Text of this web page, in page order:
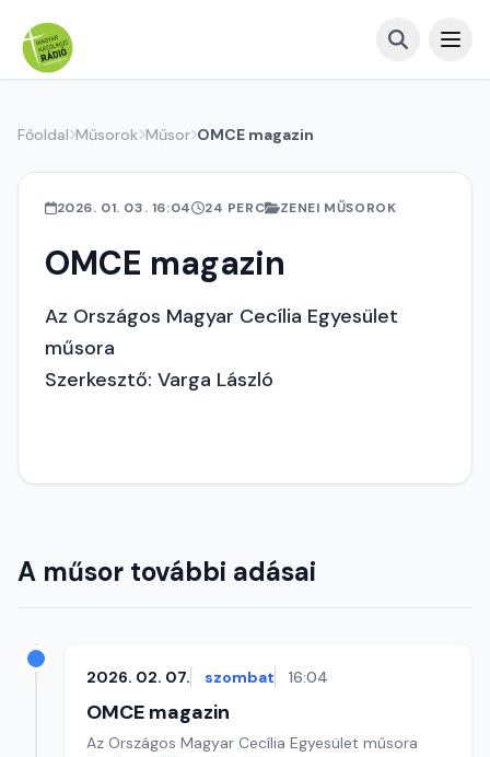
Főoldal Műsorok Műsor OMCE magazin
2026. 01. 03. 16:04 24 PERC ZENEI MŰSOROK
OMCE magazin
Az Országos Magyar Cecília Egyesület
műsora
Szerkesztő: Varga László
A műsor további adásai
2026. 02. 07. szombat 16:04
OMCE magazin
Az Országos Magyar Cecília Egyesület műsora